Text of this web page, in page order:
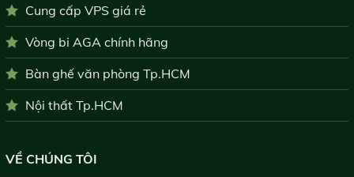
Cung cấp VPS giá rẻ
Vòng bi AGA chính hãng
Bàn ghế văn phòng Tp.HCM
Nội thất Tp.HCM
VỀ CHÚNG TÔI